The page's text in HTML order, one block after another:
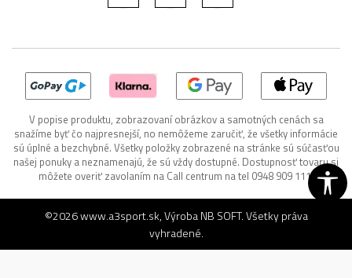
V popise produktu, zobrazovaní obrázkov a samotných cenách sa
snažíme byť čo najpresnejší, no nemôžeme zaručiť, že všetky informácie
sú úplné a bezchybné. Všetky položky zobrazené na stránke sú súčasťou
našej ponuky a neznamenajú, že sú vždy dostupné. Dostupnosť tovaru si
môžete overiť zavolaním na Call centrum na tel 0948 909 111.
©2026www.a3sport.sk, VýrobaNB SOFT. Všetky práva
vyhradené.